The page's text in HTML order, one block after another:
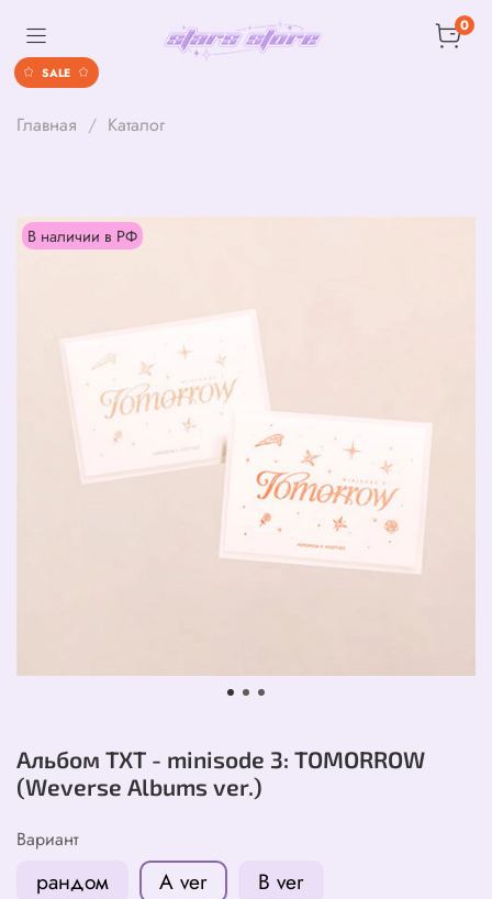
0
Главная Каталог
В наличии в РФ
Альбом TXT - minisode 3: TOMORROW
(Weverse Albums ver.)
Вариант
рандом A ver B ver